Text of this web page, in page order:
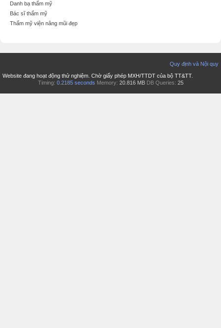
Danh bạ thẩm mỹ
Bác sĩ thẩm mỹ
Thẩm mỹ viện nâng mũi đẹp
Quy định và Nội quy
Website đang hoạt động thử nghiệm. Chờ giấy phép MXH/TTDT của bộ TT&TT.
Timing: 0.2185 seconds Memory: 20.816 MB DB Queries: 25